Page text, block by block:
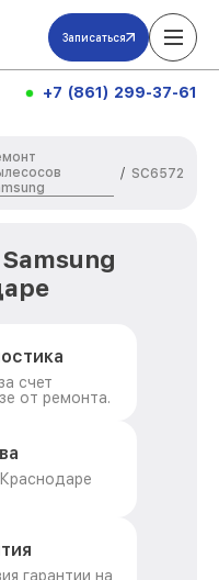
Записаться
+7 (861) 299-37-61
/ SC6572
счет
от ремонта.
гарантии на